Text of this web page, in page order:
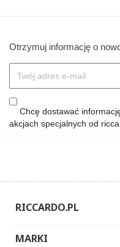
Otrzymuj informację o
Chcę dostawać
akcjach specjalnych od
RICCARDO.PL
MARKI